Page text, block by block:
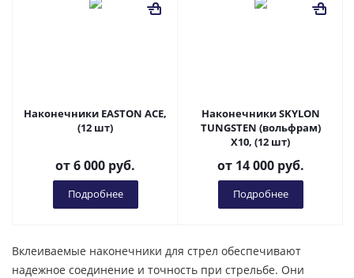
Наконечники EASTON ACE,
(12 шт)
от6 000 руб.
Подробнее
Наконечники SKYLON
TUNGSTEN (вольфрам)
X10, (12 шт)
от 14 000 руб.
Подробнее
Вклеиваемые наконечники для стрел обеспечивают
надежное соединение и точность при стрельбе. Они